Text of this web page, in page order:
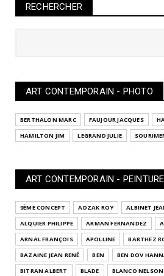
RECHERCHER
ART CONTEMPORAIN - PHOTO
BERTHALON MARC FAUJOUR JACQUES
HAMILTON JIM
LEGRAND JULIE
ART CONTEMPORAIN - PEINTURE
9ÈME CONCEPT ADZAK ROY
ALBINET
ALQUIER PHILIPPE
ARMAN FERNANDEZ
ARNAL FRANÇOIS
APOLLINE BARTHEZ
BAZAINE JEAN RENÉ
BEN BEN DOV
BITRAN ALBERT
BLADE BLANCO NELSON